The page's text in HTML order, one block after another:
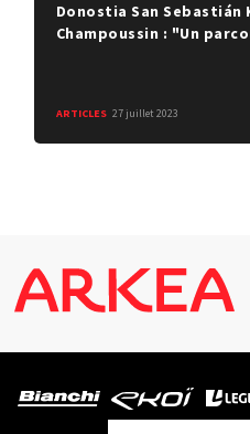
Donostia San Sebastián
Champoussin : "Un
ARTICLES 27 juillet 2023